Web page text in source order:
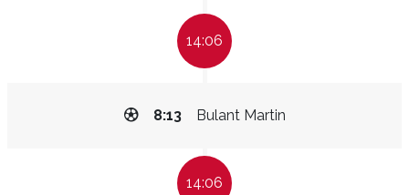
14:06
Bulant Martin
8:13
14:06